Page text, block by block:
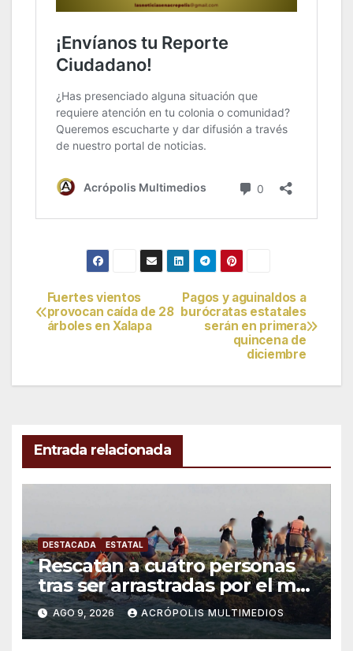
Navegación
de
Pagos y aguinaldos a
burócratas estatales
serán en primera
quincena de
diciembre
Fuertes vientos
provocan caída de 28
árboles en Xalapa
Entrada relacionada
DESTACADA ESTATAL
Rescatan a cuatro personas
tras ser arrastradas por el mar
en Chachalacas
AGO 9, 2026 ACRÓPOLIS MULTIMEDIOS